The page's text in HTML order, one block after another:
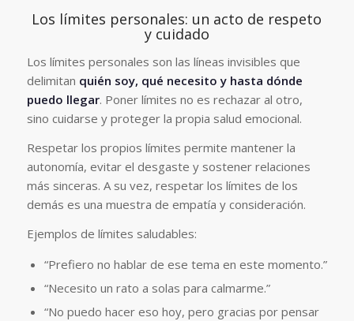
Los límites personales: un acto de respeto
y cuidado
Los límites personales son las líneas invisibles que
delimitan quién soy, qué necesito y hasta dónde
puedo llegar. Poner límites no es rechazar al otro,
sino cuidarse y proteger la propia salud emocional.
Respetar los propios límites permite mantener la
autonomía, evitar el desgaste y sostener relaciones
más sinceras. A su vez, respetar los límites de los
demás es una muestra de empatía y consideración.
Ejemplos de límites saludables:
“Prefiero no hablar de ese tema en este momento.”
“Necesito un rato a solas para calmarme.”
“No puedo hacer eso hoy, pero gracias por pensar